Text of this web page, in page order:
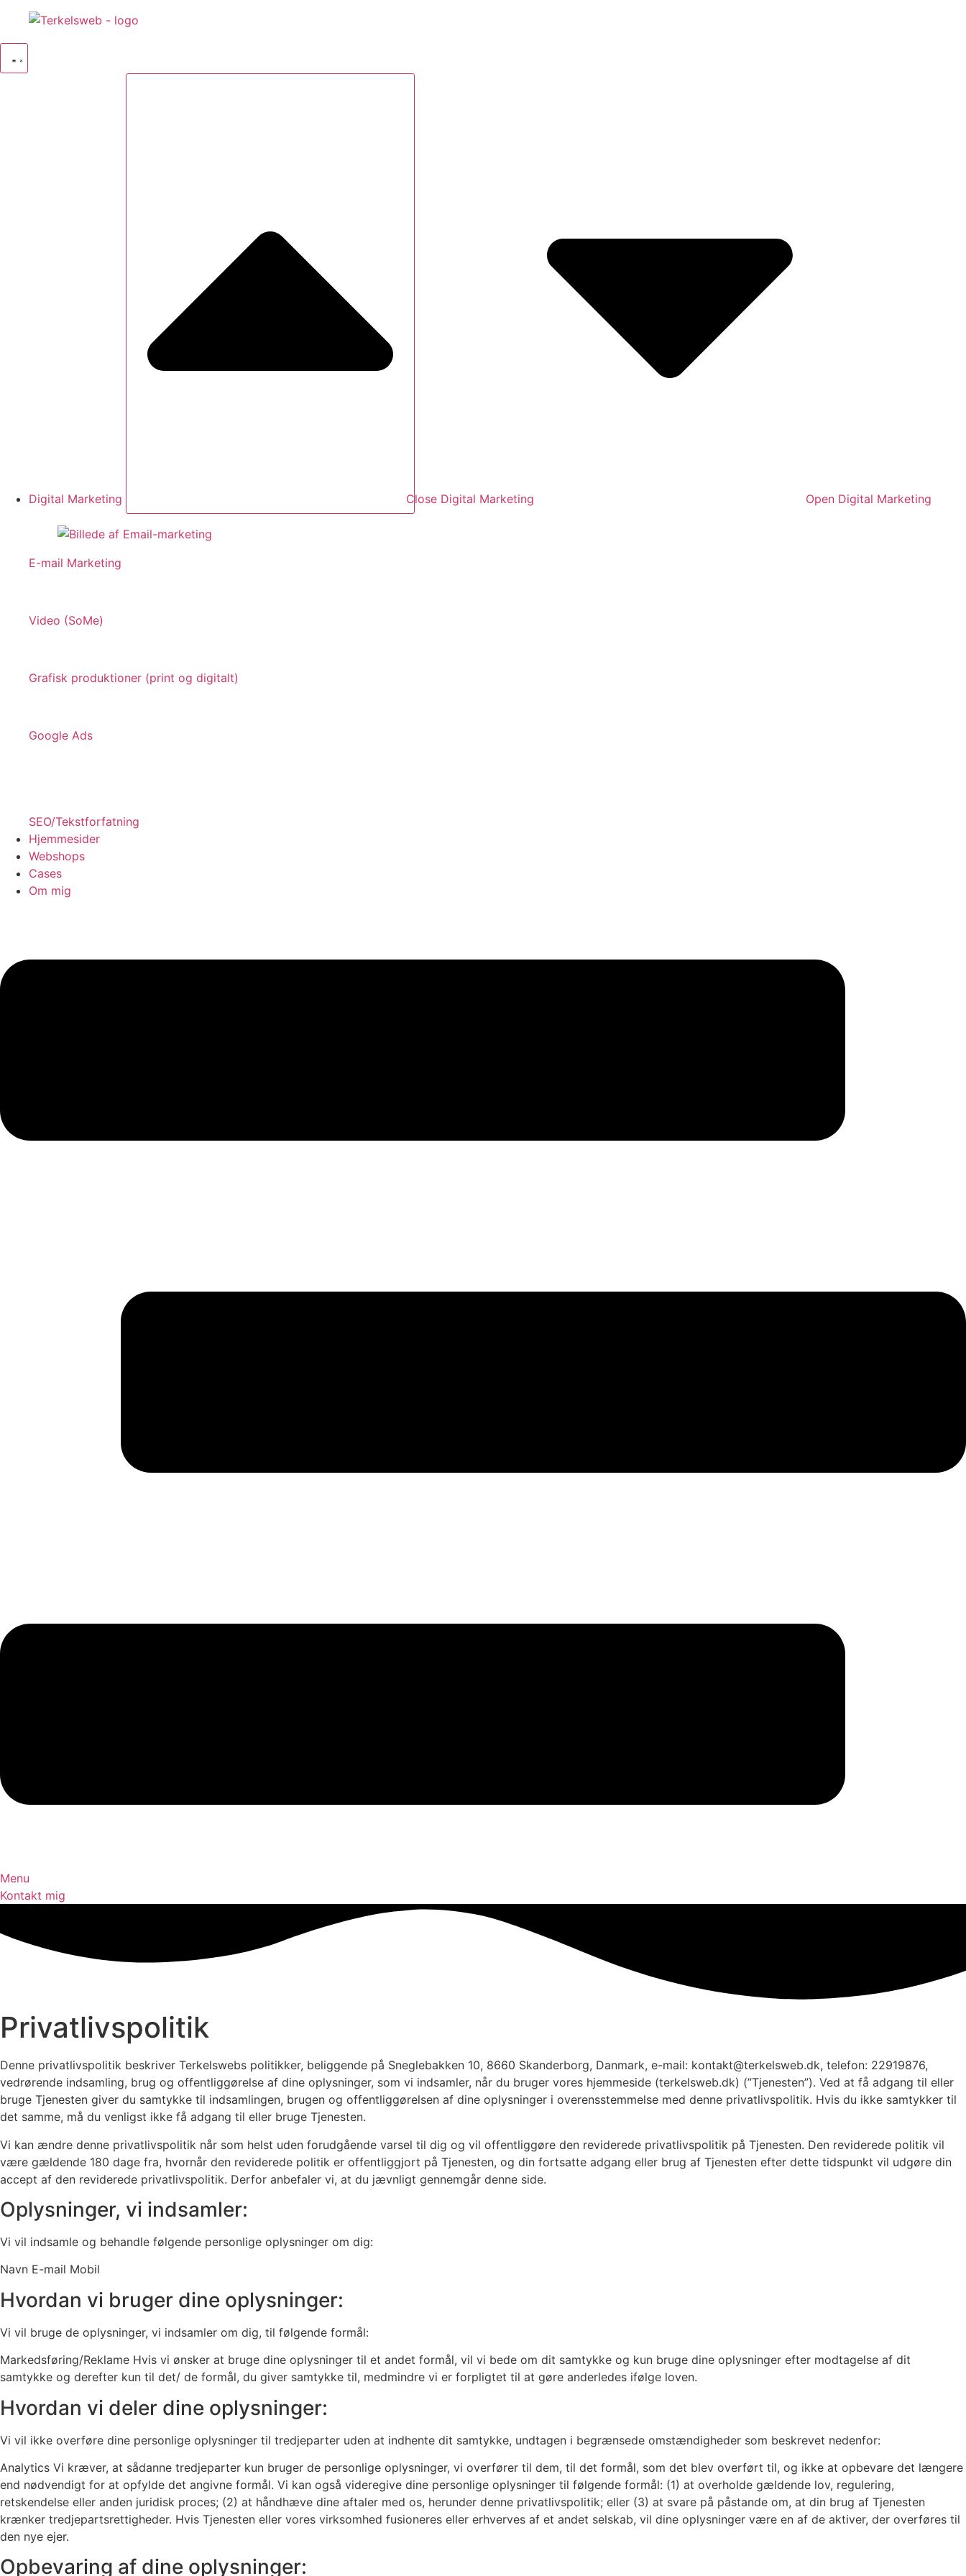
Videre
Digital Marketing Close Digital Marketing Open Digital Marketing
E-mail Marketing
Video (SoMe)
Grafisk produktioner (print og digitalt)
Google Ads
SEO/Tekstforfatning
Hjemmesider
Webshops
Cases
Om mig
Menu
Kontakt mig
Privatlivspolitik
Denne privatlivspolitik beskriver Terkelswebs politikker, beliggende på Sneglebakken 10, 8660 Skanderborg, Danmark, e-mail: kontakt@terkelsweb.dk, telefon: 22919876,
vedrørende indsamling, brug og offentliggørelse af dine oplysninger, som vi indsamler, når du bruger vores hjemmeside (terkelsweb.dk) (”Tjenesten”). Ved at få adgang til eller
bruge Tjenesten giver du samtykke til indsamlingen, brugen og offentliggørelsen af dine oplysninger i overensstemmelse med denne privatlivspolitik. Hvis du ikke samtykker til
det samme, må du venligst ikke få adgang til eller bruge Tjenesten.
Vi kan ændre denne privatlivspolitik når som helst uden forudgående varsel til dig og vil offentliggøre den reviderede privatlivspolitik på Tjenesten. Den reviderede politik vil
være gældende 180 dage fra, hvornår den reviderede politik er offentliggjort på Tjenesten, og din fortsatte adgang eller brug af Tjenesten efter dette tidspunkt vil udgøre din
accept af den reviderede privatlivspolitik. Derfor anbefaler vi, at du jævnligt gennemgår denne side.
Oplysninger, vi indsamler:
Vi vil indsamle og behandle følgende personlige oplysninger om dig:
Navn E-mail Mobil
Hvordan vi bruger dine oplysninger:
Vi vil bruge de oplysninger, vi indsamler om dig, til følgende formål:
Markedsføring/Reklame Hvis vi ønsker at bruge dine oplysninger til et andet formål, vil vi bede om dit samtykke og kun bruge dine oplysninger efter modtagelse af dit
samtykke og derefter kun til det/ de formål, du giver samtykke til, medmindre vi er forpligtet til at gøre anderledes ifølge loven.
Hvordan vi deler dine oplysninger:
Vi vil ikke overføre dine personlige oplysninger til tredjeparter uden at indhente dit samtykke, undtagen i begrænsede omstændigheder som beskrevet nedenfor:
Analytics Vi kræver, at sådanne tredjeparter kun bruger de personlige oplysninger, vi overfører til dem, til det formål, som det blev overført til, og ikke at opbevare det længere
end nødvendigt for at opfylde det angivne formål. Vi kan også videregive dine personlige oplysninger til følgende formål: (1) at overholde gældende lov, regulering,
retskendelse eller anden juridisk proces; (2) at håndhæve dine aftaler med os, herunder denne privatlivspolitik; eller (3) at svare på påstande om, at din brug af Tjenesten
krænker tredjepartsrettigheder. Hvis Tjenesten eller vores virksomhed fusioneres eller erhverves af et andet selskab, vil dine oplysninger være en af de aktiver, der overføres til
den nye ejer.
Opbevaring af dine oplysninger: